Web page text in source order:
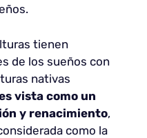
tienen
de los sueños con
nativas
vista como un
y renacimiento,
como la